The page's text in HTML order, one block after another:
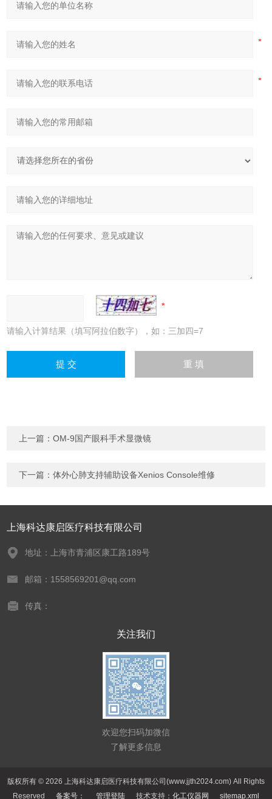
请输入计算结果（填写阿拉伯数字），如：三加四=7
上一篇：OM-9国产眼科手术显微镜
下一篇：体外心肺支持辅助设备Xenios Console维修
上海科达康启医疗科技有限公司
地址：上海市青浦区康工路189号
邮箱：1558569201@qq.com
传真：
关注我们
欢迎您扫码加微信
了解更多信息
版权所有 © 2026 上海科达康启医疗科技有限公司(www.jjth2024.com) All Rights
Reserved 备案号： 管理登陆 技术支持： 化工仪器网 sitemap.xml